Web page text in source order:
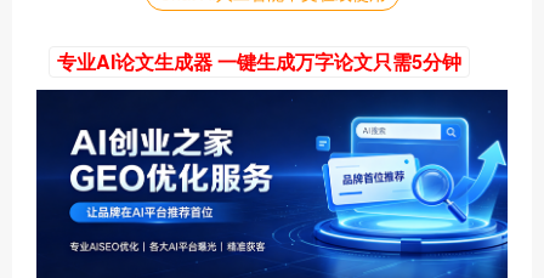
专业AI论文生成器 一键生成万字论文只需5分钟